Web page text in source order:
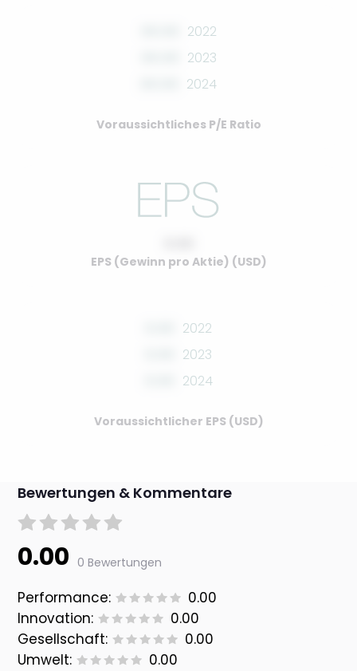
2022
2023
2024
Voraussichtliches P/E Ratio
EPS (Gewinn pro Aktie) (USD)
2022
2023
2024
Voraussichtlicher EPS (USD)
Bewertungen & Kommentare
0.00 0 Bewertungen
Performance:
0.00
Innovation:
0.00
Gesellschaft:
0.00
Umwelt:
0.00